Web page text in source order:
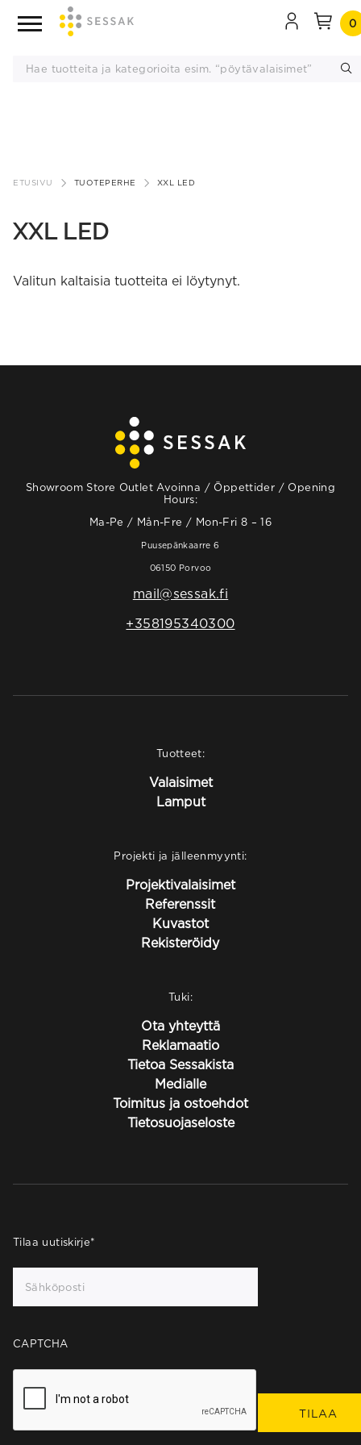
sisältöön
0
ETUSIVU TUOTEPERHE XXL LED
XXL LED
Valitun kaltaisia tuotteita ei löytynyt.
Showroom Store Outlet Avoinna / Öppettider / Opening
Hours:
Ma-Pe / Mån-Fre / Mon-Fri 8 – 16
Puusepänkaarre 6
06150 Porvoo
mail@sessak.fi
+358195340300
Tuotteet:
Valaisimet
Lamput
Projekti ja jälleenmyynti:
Projektivalaisimet
Referenssit
Kuvastot
Rekisteröidy
Tuki:
Ota yhteyttä
Reklamaatio
Tietoa Sessakista
Medialle
Toimitus ja ostoehdot
Tietosuojaseloste
Tilaa uutiskirje*
CAPTCHA